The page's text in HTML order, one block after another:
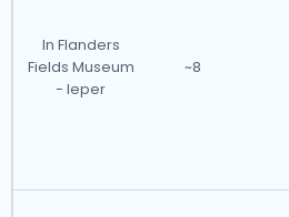
In Flanders
Fields Museum
- Ieper
~8